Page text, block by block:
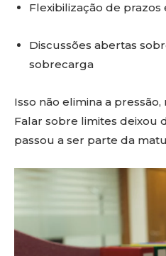
Flexibilização de
Discussões abertas
sobrecarga
Isso não elimina a
Falar sobre limites deixou
passou a ser parte da